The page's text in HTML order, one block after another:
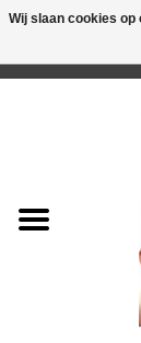
Just for Him
Wij slaan cookies op